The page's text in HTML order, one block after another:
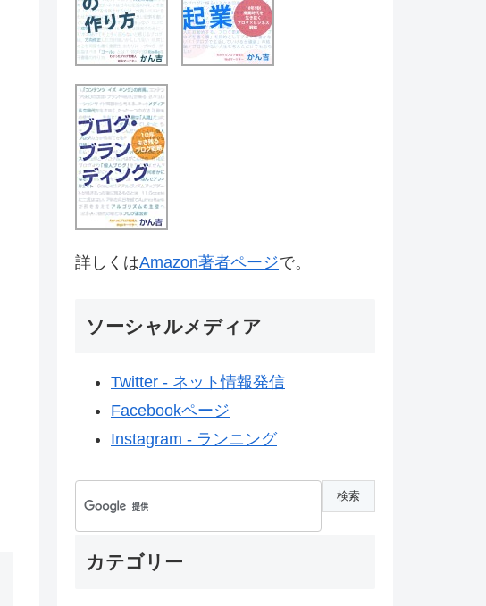
詳しくはAmazon著者ページで。
ソーシャルメディア
Twitter - ネット情報発信
Facebookページ
Instagram - ランニング
カテゴリー